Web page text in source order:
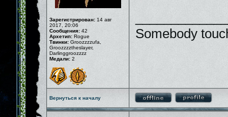
Зарегистрирован: 14 авг
2017, 20:06
Сообщения: 42
Архетип: Rogue
Твинки: Groozzzzufa,
Groozzzztheslayer,
Darlinggroozzzz
Медали: 2
Somebody
Вернуться к началу